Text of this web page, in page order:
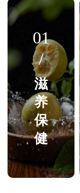
01
/
滋
养
保
健